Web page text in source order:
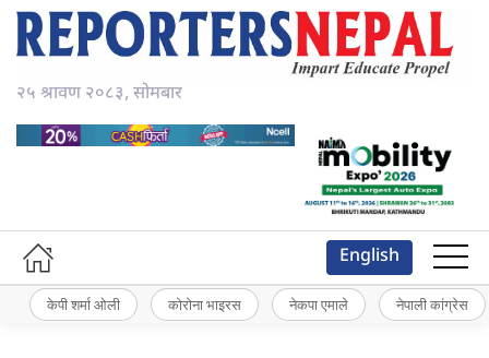
२५ श्रावण २०८३, सोमबार
English
केपी शर्मा ओली कोरोना भाइरस नेकपा एमाले नेपाली कांग्रेस